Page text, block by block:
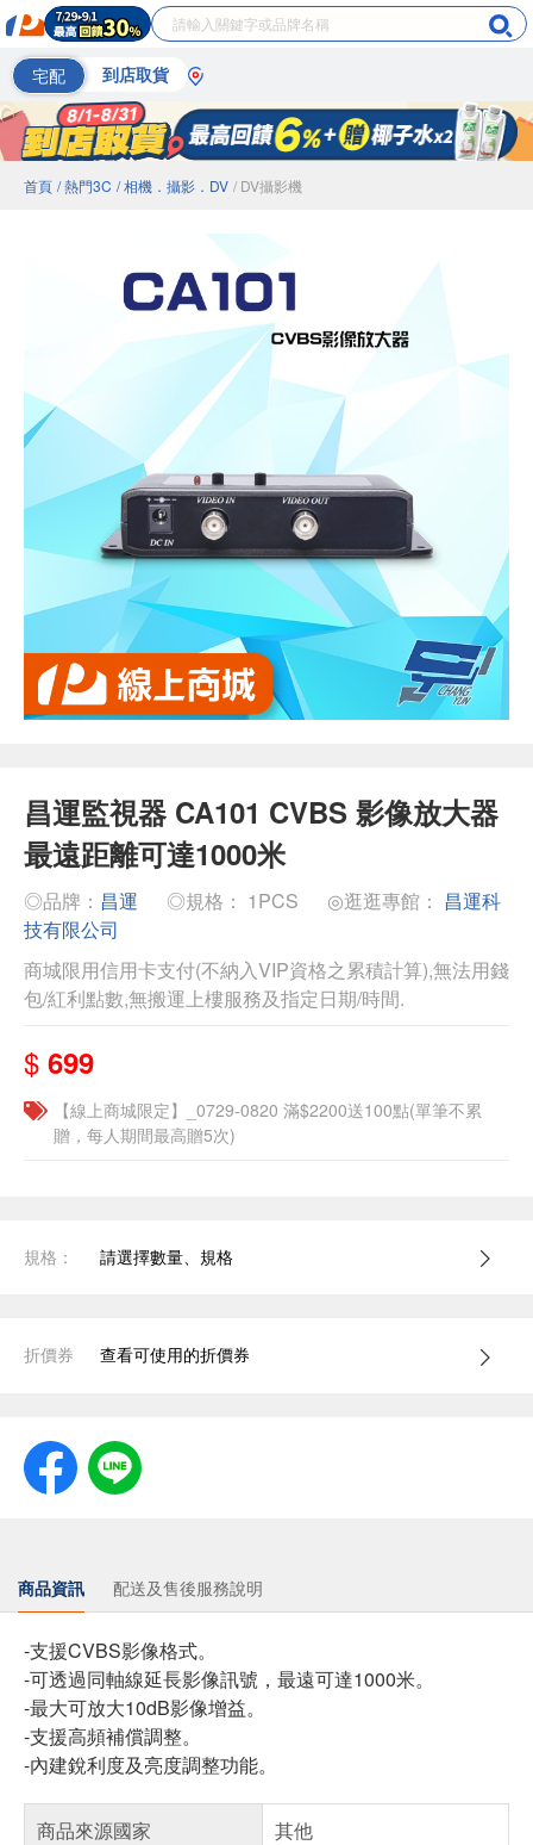
宅配 到店取貨
首頁 / 熱門3C / 相機．攝影．DV / DV攝影機
昌運監視器 CA101 CVBS 影像放大器
最遠距離可達1000米
◎品牌： 昌運 ◎規格： 1PCS ◎逛逛專館： 昌運科
技有限公司
商城限用信用卡支付(不納入VIP資格之累積計算),無法用錢
包/紅利點數,無搬運上樓服務及指定日期/時間.
$ 699
【線上商城限定】_0729-0820 滿$2200送100點(單筆不累
贈，每人期間最高贈5次)
規格： 請選擇數量、規格
折價券 查看可使用的折價券
商品資訊 配送及售後服務說明
-支援CVBS影像格式。
-可透過同軸線延長影像訊號，最遠可達1000米。
-最大可放大10dB影像增益。
-支援高頻補償調整。
-內建銳利度及亮度調整功能。
商品來源國家
其他